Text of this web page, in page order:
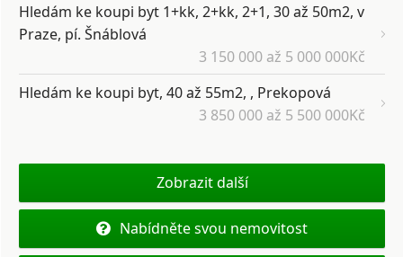
Hledám ke koupi byt 1+kk, 2+kk, 2+1, 30 až 50m2, v
Praze, pí. Šnáblová
3 150 000 až 5 000 000Kč
Hledám ke koupi byt, 40 až 55m2, , Prekopová
3 850 000 až 5 500 000Kč
Zobrazit další
Nabídněte svou nemovitost